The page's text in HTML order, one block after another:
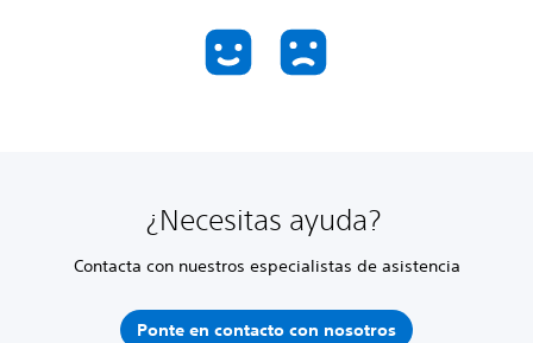
¿Necesitas ayuda?
Contacta con nuestros especialistas de asistencia
Ponte en contacto con nosotros